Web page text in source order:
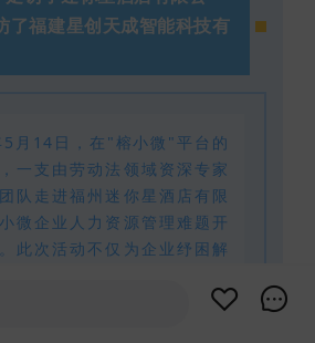
了福建星创天成智能科技有
月14日，在"榕小微"平台的
一支由劳动法领域资深专家
队走进福州迷你星酒店有限
微企业人力资源管理难题开
此次活动不仅为企业纾困解